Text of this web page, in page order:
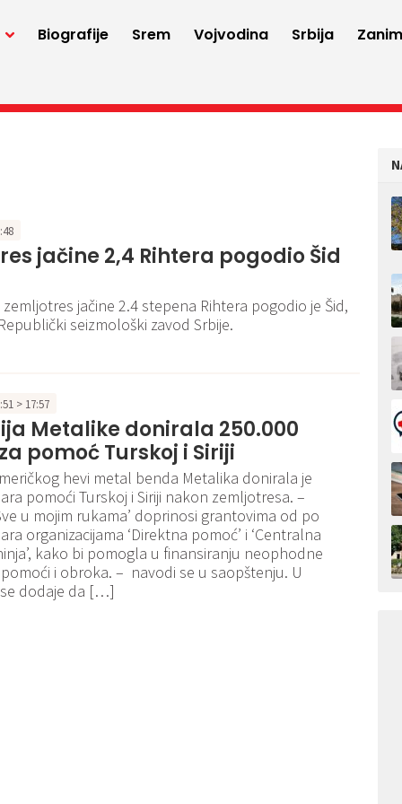
Biografije Srem Vojvodina Srbija
jačine 2,4 Rihtera pogodio Šid
jačine 2.4 stepena Rihtera pogodio je Šid,
seizmološki zavod Srbije.
> 17:57
Metalike donirala 250.000
pomoć Turskoj i Siriji
hevi metal benda Metalika donirala je
pomoći Turskoj i Siriji nakon zemljotresa. –
u mojim rukama’ doprinosi grantovima od po
organizacijama ‘Direktna pomoć’ i ‘Centralna
kako bi pomogla u finansiranju neophodne
i obroka. – navodi se u saopštenju. U
dodaje da […]